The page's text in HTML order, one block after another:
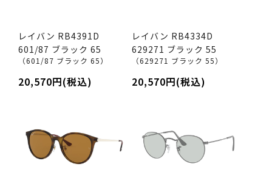
レイバン RB4391D
601/87 ブラック 65
（601/87 ブラック 65）
20,570円(税込)
レイバン RB4334D
629271 ブラック 55
（629271 ブラック 55）
20,570円(税込)